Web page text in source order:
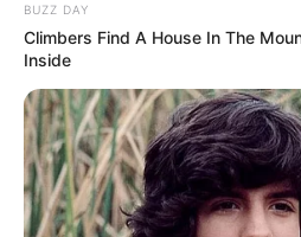
BUZZ DAY
Climbers Find A House In The
Inside